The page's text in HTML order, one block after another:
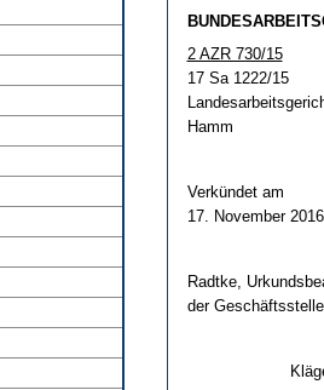
2 AZR 730/15
17 Sa 1222/15
Hamm
Verkündet am
17. No­vem­ber 2016
Rad­t­ke,
der Geschäfts­stel­le